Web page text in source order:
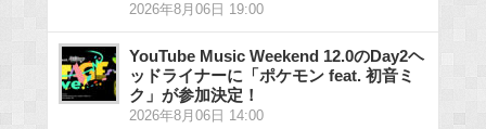
2026年8月06日 19:00
YouTube Music Weekend 12.0のDay2ヘ
ッドライナーに「ポケモン feat. 初音ミ
ク」が参加決定！
2026年8月06日 14:00